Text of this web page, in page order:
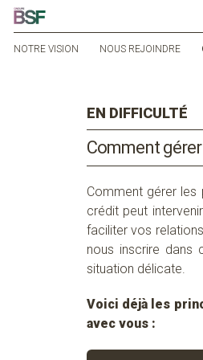
NOTRE VISION NOUS REJOINDRE
EN DIFFICULTÉ
Comment
Comment gérer
crédit peut
faciliter vos
nous inscrire dans
situation délicate.
Voici déjà les
avec vous :